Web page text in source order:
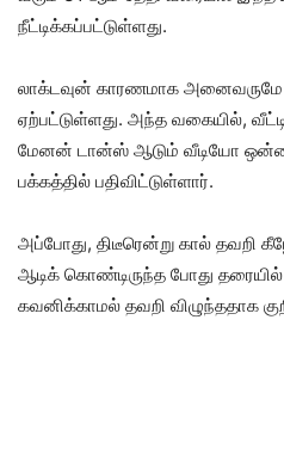
நீட்டிக்கப்பட்டுள்ளது.
லாக்டவுன் காரணமாக அனைவருமே
ஏற்பட்டுள்ளது. அந்த வகையில்,
மேனன் டான்ஸ் ஆடும் வீடியோ
பக்கத்தில் பதிவிட்டுள்ளார்.
அப்போது, திடீரென்று கால் தவறி
ஆடிக் கொண்டிருந்த போது
கவனிக்காமல் தவறி விழுந்ததாக